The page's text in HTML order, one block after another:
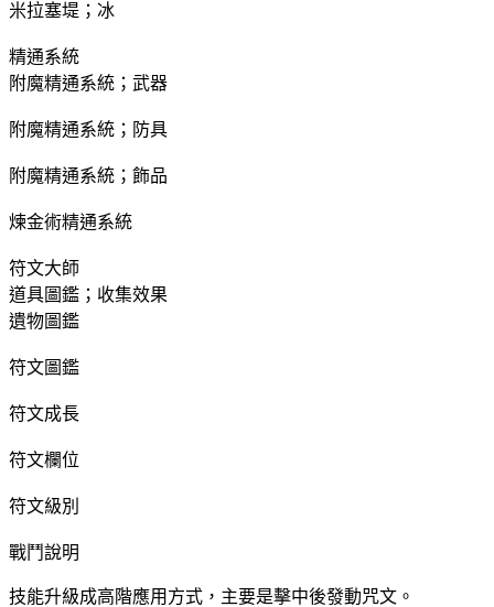
米拉塞堤；冰
精通系統
附魔精通系統；武器
附魔精通系統；防具
附魔精通系統；飾品
煉金術精通系統
符文大師
道具圖鑑；收集效果
遺物圖鑑
符文圖鑑
符文成長
符文欄位
符文級別
戰鬥說明
技能升級成高階應用方式，主要是擊中後發動咒文。